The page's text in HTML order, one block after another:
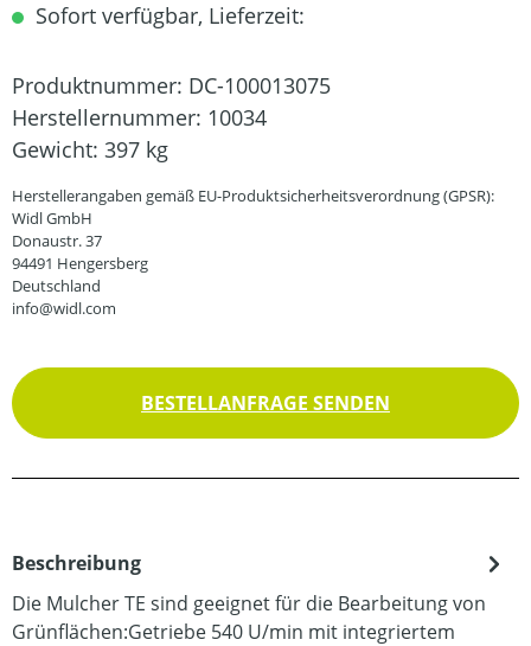
Sofort verfügbar, Lieferzeit:
Produktnummer: DC-100013075
Herstellernummer: 10034
Gewicht: 397 kg
Herstellerangaben gemäß EU-Produktsicherheitsverordnung (GPSR):
Widl GmbH
Donaustr. 37
94491 Hengersberg
Deutschland
info@widl.com
BESTELLANFRAGE SENDEN
Beschreibung
Die Mulcher TE sind geeignet für die Bearbeitung von
Grünflächen:Getriebe 540 U/min mit integriertem